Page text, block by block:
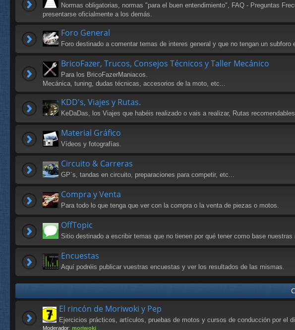
Normas obligatorias, normas "para el buen entendimiento", FAQ - Preguntas
presentarse oficialmente a los demás.
Foro General
Foro destinado a comentar temas de interes general y que no tengan un subforo
BricoFazer, Trucos, Consejos Técnicos y Taller Mecánico
Para los BricoFazerManiacos.
Mecánica, tuning, dudas técnicas, accesorios de la moto, etc...
KDD's, Viajes y Rutas.
KeDaDas, los Viajes que habéis realizado o vais a realizar, Rutas
Material Gráfico
Vídeos y fotografías.
Circuito & Carreras
GP´s, tandas en circuito, preparaciones para competir, etc...
Compra y Venta
Para todo lo que tenga que ver con la compra o la venta de piezas o motos.
OffTopic
Sitio destinado a escribir temas que no tienen por qué tener como base nuestras
Encuestas
Aquí podréis publicar vuestras encuestas y ver los resultados de las mismas.
El rincón de Moriwoki y Pep
Ejercicios prácticos, artículos, pruebas de motos y cursos de conducción por el
Moderador: moriwoki